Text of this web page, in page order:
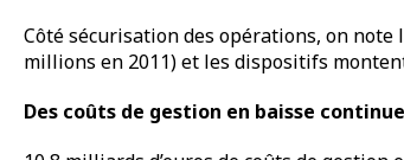
Côté sécurisation des opérations, on note
millions en 2011) et les dispositifs
Des coûts de gestion en baisse continue